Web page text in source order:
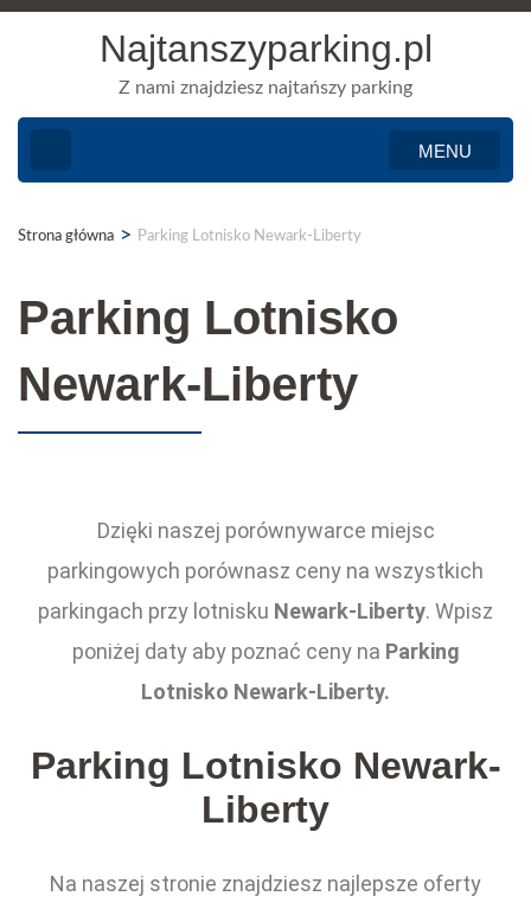
Najtanszyparking.pl
Z nami znajdziesz najtańszy parking
MENU
Strona główna > Parking Lotnisko Newark-Liberty
Parking Lotnisko
Newark-Liberty
Dzięki naszej porównywarce miejsc
parkingowych porównasz ceny na wszystkich
parkingach przy lotnisku Newark-Liberty. Wpisz
poniżej daty aby poznać ceny na Parking
Lotnisko Newark-Liberty.
Parking Lotnisko Newark-
Liberty
Na naszej stronie znajdziesz najlepsze oferty